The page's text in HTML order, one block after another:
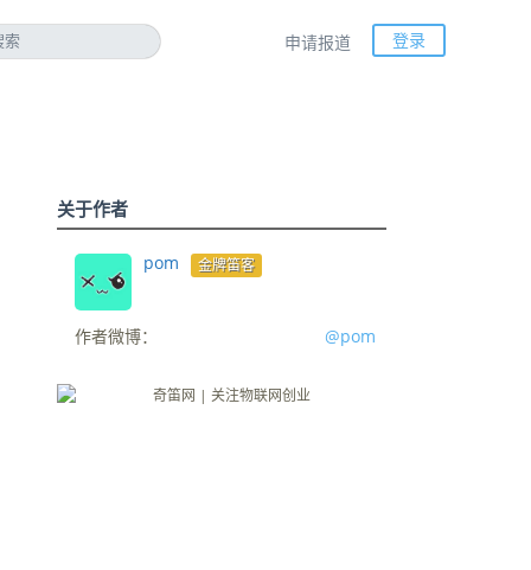
申请报道 登录
关于作者
pom 金牌笛客
作者微博： @pom